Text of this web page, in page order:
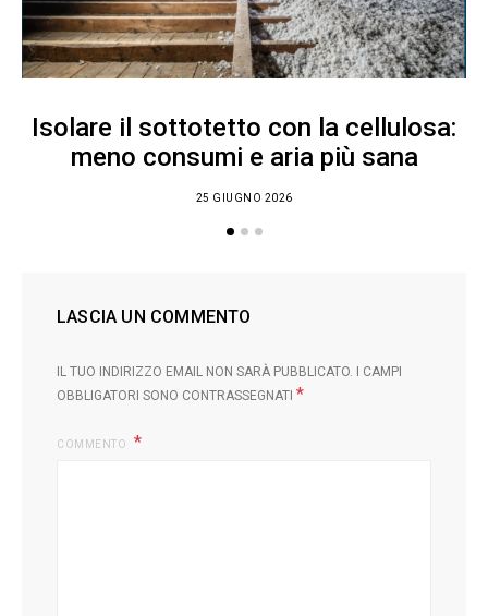
Isolare il sottotetto con la cellulosa:
meno consumi e aria più sana
25 GIUGNO 2026
LASCIA UN COMMENTO
IL TUO INDIRIZZO EMAIL NON SARÀ PUBBLICATO. I CAMPI
OBBLIGATORI SONO CONTRASSEGNATI *
COMMENTO